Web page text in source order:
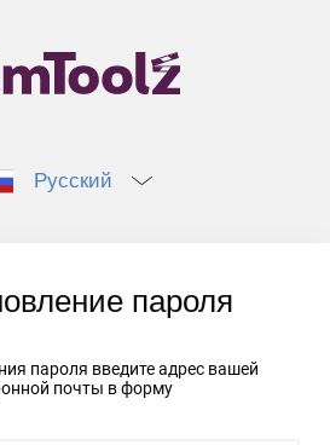
Русский
пароля
пароля введите адрес вашей
почты в форму